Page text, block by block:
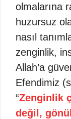
olmalarına
huzursuz
nasıl
zenginlik,
Allah’a
Efendimiz
“Zenginlik
değil,